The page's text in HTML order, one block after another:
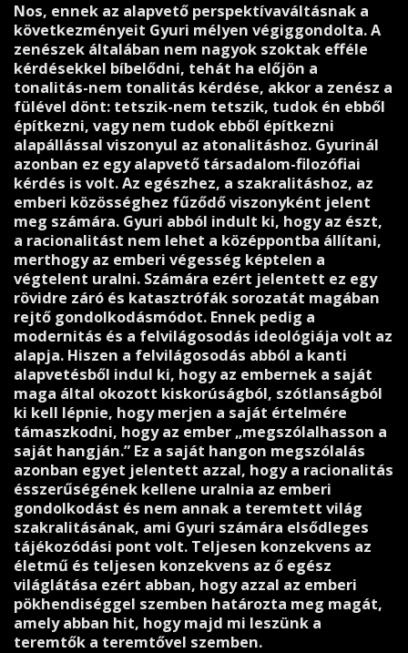
Nos, ennek az alapvető perspektívaváltásnak a
következményeit Gyuri mélyen végiggondolta. A
zenészek általában nem nagyok szoktak efféle
kérdésekkel bíbelődni, tehát ha előjön a
tonalitás-nem tonalitás kérdése, akkor a zenész a
fülével dönt: tetszik-nem tetszik, tudok én ebből
építkezni, vagy nem tudok ebből építkezni
alapállással viszonyul az atonalitáshoz. Gyurinál
azonban ez egy alapvető társadalom-filozófiai
kérdés is volt. Az egészhez, a szakralitáshoz, az
emberi közösséghez fűződő viszonyként jelent
meg számára. Gyuri abból indult ki, hogy az észt,
a racionalitást nem lehet a középpontba állítani,
merthogy az emberi végesség képtelen a
végtelent uralni. Számára ezért jelentett ez egy
rövidre záró és katasztrófák sorozatát magában
rejtő gondolkodásmódot. Ennek pedig a
modernitás és a felvilágosodás ideológiája volt az
alapja. Hiszen a felvilágosodás abból a kanti
alapvetésből indul ki, hogy az embernek a saját
maga által okozott kiskorúságból, szótlanságból
ki kell lépnie, hogy merjen a saját értelmére
támaszkodni, hogy az ember „megszólalhasson a
saját hangján.” Ez a saját hangon megszólalás
azonban egyet jelentett azzal, hogy a racionalitás
ésszerűségének kellene uralnia az emberi
gondolkodást és nem annak a teremtett világ
szakralitásának, ami Gyuri számára elsődleges
tájékozódási pont volt. Teljesen konzekvens az
életmű és teljesen konzekvens az ő egész
világlátása ezért abban, hogy azzal az emberi
pökhendiséggel szemben határozta meg magát,
amely abban hit, hogy majd mi leszünk a
teremtők a teremtővel szemben.